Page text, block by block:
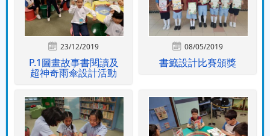
23/12/2019
P.1圖畫故事書閱讀及
超神奇雨傘設計活動
08/05/2019
書籤設計比賽頒獎